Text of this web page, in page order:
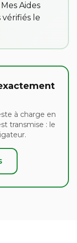
Aides
vérifiés le
à charge en
transmise : le